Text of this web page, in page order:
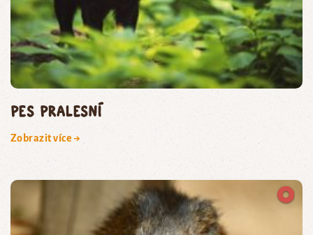
pes pralesní
Zobrazit více →